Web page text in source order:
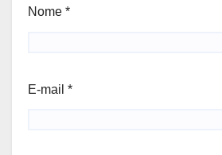
Nome *
E-mail *